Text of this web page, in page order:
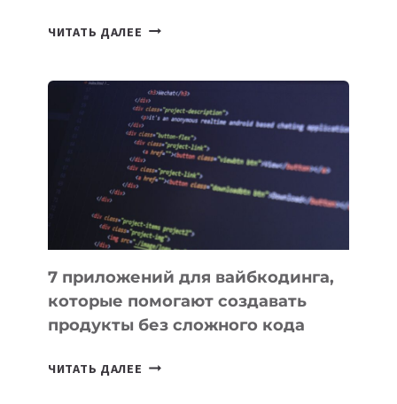
ЧИТАТЬ ДАЛЕЕ ТАСК-
ПОЛЕЗНЫХ
ИНСТРУМЕНТОВ
ДЛЯ
РАБОТЫ
7 приложений для вайбкодинга,
которые помогают создавать
продукты без сложного кода
ЧИТАТЬ ДАЛЕЕ 7